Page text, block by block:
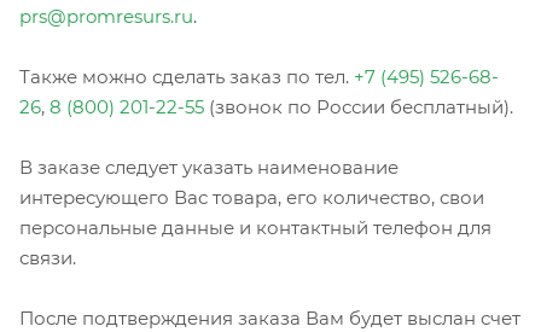
prs@promresurs.ru.
Также можно сделать заказ по тел. +7 (495) 526-68-
26, 8 (800) 201-22-55 (звонок по России бесплатный).
В заказе следует указать наименование
интересующего Вас товара, его количество, свои
персональные данные и контактный телефон для
связи.
После подтверждения заказа Вам будет выслан счет